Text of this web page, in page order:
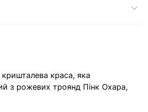
кришталева краса, яка
з рожевих троянд Пінк Охара,